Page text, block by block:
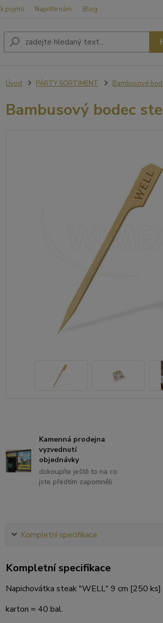
pojmů Napište nám Blog
Úvod PÁRTY SORTIMENT Bambusové
Bambusový bodec
Kamenná prodejna
vyzvednutí
objednávky
dokoupíte ještě to na co
jste předtím zapomněli
Kompletní specifikace
Kompletní specifikace
Napichovátka steak "WELL" 9 cm [250 ks]
karton = 40 bal.